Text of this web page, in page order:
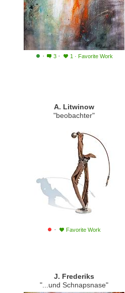
· 3 · 1 · Favorite Work
A. Litwinow
"beobachter"
· Favorite Work
J. Frederiks
"...und Schnapsnase"